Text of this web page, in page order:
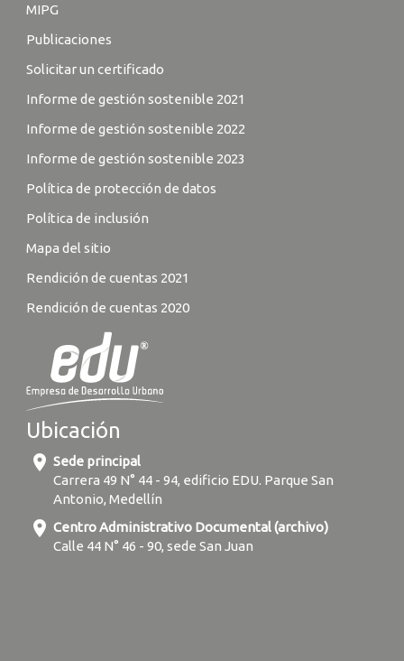
MIPG
Publicaciones
Solicitar un certificado
Informe de gestión sostenible 2021
Informe de gestión sostenible 2022
Informe de gestión sostenible 2023
Política de protección de datos
Política de inclusión
Mapa del sitio
Rendición de cuentas 2021
Rendición de cuentas 2020
Ubicación
location_on Sede principal
Carrera 49 N° 44 - 94, edificio EDU. Parque San
Antonio, Medellín
location_on Centro Administrativo Documental (archivo)
Calle 44 N° 46 - 90, sede San Juan